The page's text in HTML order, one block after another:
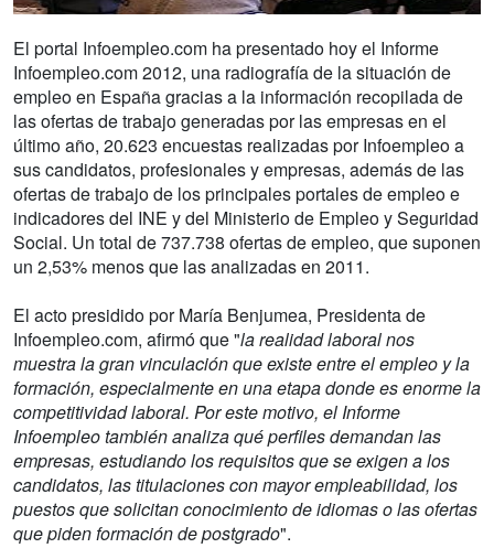
El portal Infoempleo.com ha presentado hoy el Informe
Infoempleo.com 2012, una radiografía de la situación de
empleo en España gracias a la información recopilada de
las ofertas de trabajo generadas por las empresas en el
último año, 20.623 encuestas realizadas por Infoempleo a
sus candidatos, profesionales y empresas, además de las
ofertas de trabajo de los principales portales de empleo e
indicadores del INE y del Ministerio de Empleo y Seguridad
Social. Un total de 737.738 ofertas de empleo, que suponen
un 2,53% menos que las analizadas en 2011.
El acto presidido por María Benjumea, Presidenta de
Infoempleo.com, afirmó que "la realidad laboral nos
muestra la gran vinculación que existe entre el empleo y la
formación, especialmente en una etapa donde es enorme la
competitividad laboral. Por este motivo, el Informe
Infoempleo también analiza qué perfiles demandan las
empresas, estudiando los requisitos que se exigen a los
candidatos, las titulaciones con mayor empleabilidad, los
puestos que solicitan conocimiento de idiomas o las ofertas
que piden formación de postgrado".